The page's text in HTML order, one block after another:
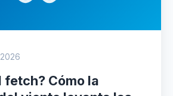
fetch? Cómo la